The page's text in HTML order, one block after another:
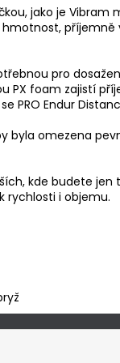
jako je
pro
foam zajistí
PRO Endur
omezena
kde budete
rychlosti i objemu.